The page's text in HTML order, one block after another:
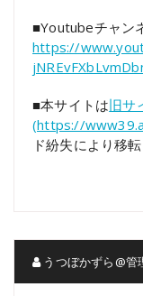
■Youtubeチャン
https://
■本サイトは旧サ
(https://
ド紛失により移
うつぼかずら@管